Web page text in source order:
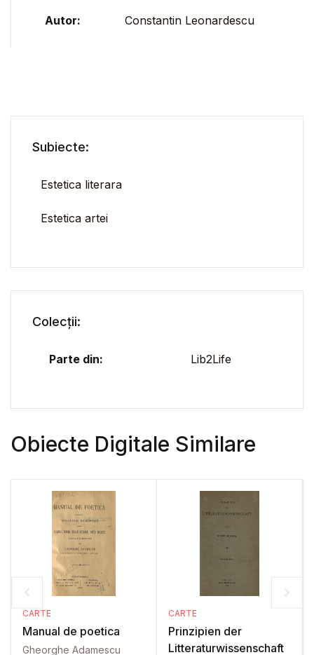
Autor: Constantin Leonardescu
Subiecte:
Estetica literara
Estetica artei
Colecții:
Parte din: Lib2Life
Obiecte Digitale Similare
CARTE
Manual de poetica
Gheorghe Adamescu
CARTE
Prinzipien der
Litteraturwissenschaft